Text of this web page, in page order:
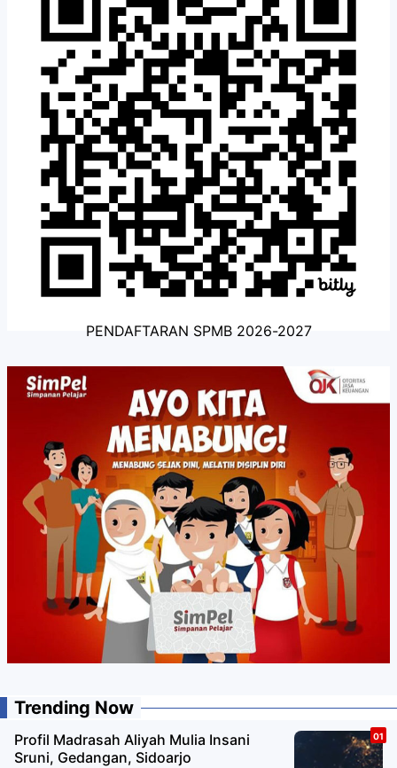
PENDAFTARAN SPMB 2026-2027
Trending Now
Profil Madrasah Aliyah Mulia Insani
Sruni, Gedangan, Sidoarjo